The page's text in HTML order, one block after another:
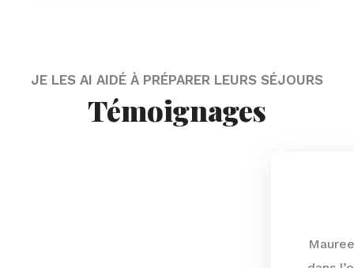
JE LES AI AIDÉ À PRÉPARER LEURS SÉJOURS
Témoignages